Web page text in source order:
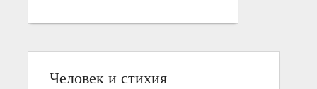
Человек и стихия